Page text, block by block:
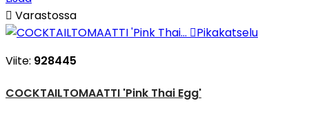
 Varastossa
Pikakatselu
Viite: 928445
COCKTAILTOMAATTI 'Pink Thai Egg'